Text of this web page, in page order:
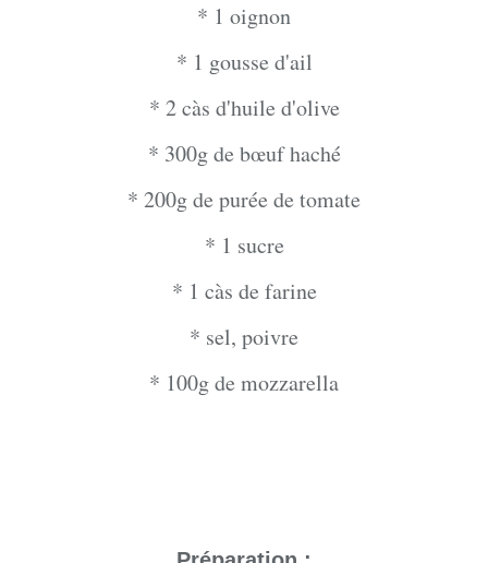
* 1 oignon
* 1 gousse d'ail
* 2 càs d'huile d'olive
* 300g de bœuf haché
* 200g de purée de tomate
* 1 sucre
* 1 càs de farine
* sel, poivre
* 100g de mozzarella